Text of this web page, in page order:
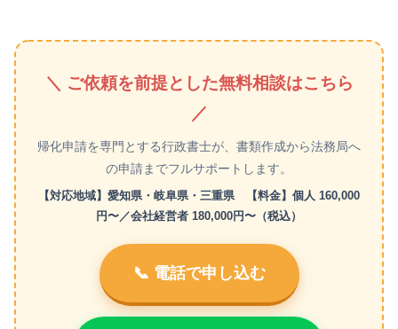
＼ ご依頼を前提とした無料相談はこちら
／
帰化申請を専門とする行政書士が、書類作成から法務局へ
の申請までフルサポートします。
【対応地域】愛知県・岐阜県・三重県 【料金】個人 160,000
円〜／会社経営者 180,000円〜（税込）
📞 電話で申し込む